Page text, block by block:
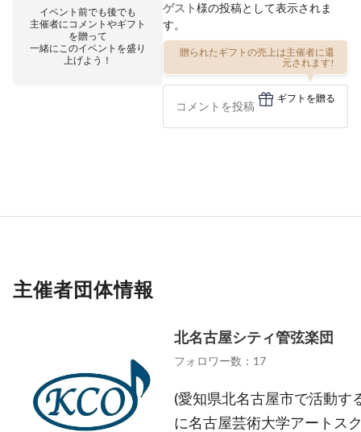
イベント前でも後でも
主催者にコメントやギフト
を贈って
一緒にこのイベントを盛り
上げよう！
ゲスト様の投稿として表示されま
す。
贈られたギフトの売上は主催者に還
元されます!
ギフトを贈る
主催者団体情報
北名古屋シティ管弦楽団
フォロワー数：17
(愛知県北名古屋市で活動す
に名古屋芸術大学アートス